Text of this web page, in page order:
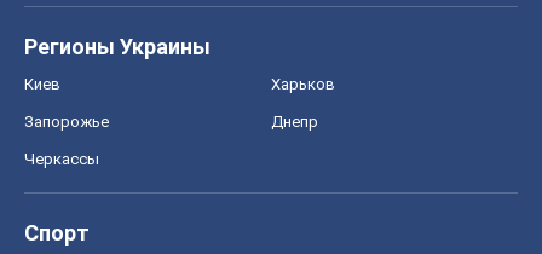
Регионы Украины
Киев Харьков
Запорожье Днепр
Черкассы
Спорт